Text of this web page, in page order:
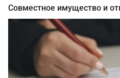
Совместное имущество и